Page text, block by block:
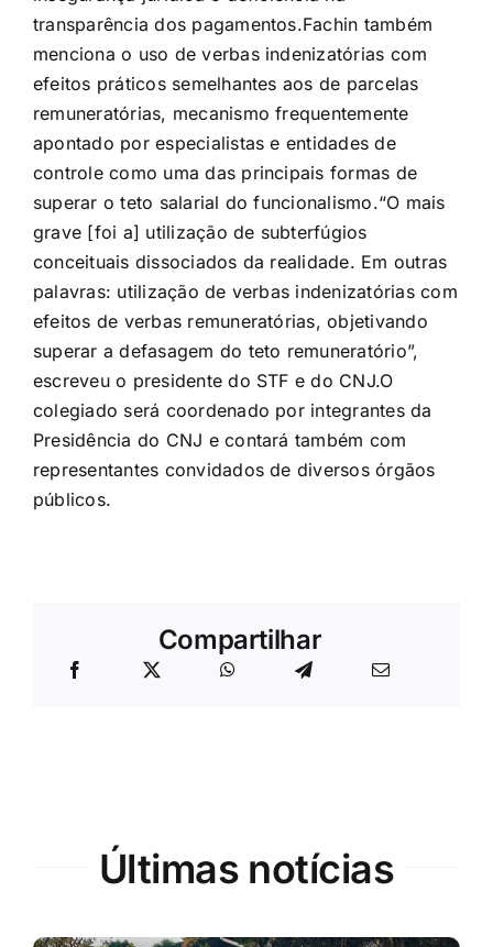
transparência dos pagamentos.Fachin também
menciona o uso de verbas indenizatórias com
efeitos práticos semelhantes aos de parcelas
remuneratórias, mecanismo frequentemente
apontado por especialistas e entidades de
controle como uma das principais formas de
superar o teto salarial do funcionalismo.“O mais
grave [foi a] utilização de subterfúgios
conceituais dissociados da realidade. Em outras
palavras: utilização de verbas indenizatórias com
efeitos de verbas remuneratórias, objetivando
superar a defasagem do teto remuneratório”,
escreveu o presidente do STF e do CNJ.O
colegiado será coordenado por integrantes da
Presidência do CNJ e contará também com
representantes convidados de diversos órgãos
públicos.
Compartilhar
Últimas notícias